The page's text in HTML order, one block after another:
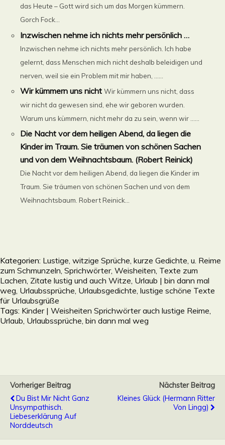
das Heute – Gott wird sich um das Morgen kümmern.
Gorch Fock...
Inzwischen nehme ich nichts mehr persönlich …
Inzwischen nehme ich nichts mehr persönlich. Ich habe
gelernt, dass Menschen mich nicht deshalb beleidigen und
nerven, weil sie ein Problem mit mir haben, ......
Wir kümmern uns nicht Wir kümmern uns nicht, dass
wir nicht da gewesen sind, ehe wir geboren wurden.
Warum uns kümmern, nicht mehr da zu sein, wenn wir ......
Die Nacht vor dem heiligen Abend, da liegen die
Kinder im Traum. Sie träumen von schönen Sachen
und von dem Weihnachtsbaum. (Robert Reinick)
Die Nacht vor dem heiligen Abend, da liegen die Kinder im
Traum. Sie träumen von schönen Sachen und von dem
Weihnachtsbaum. Robert Reinick...
Kategorien: Lustige, witzige Sprüche, kurze Gedichte, u. Reime
zum Schmunzeln, Sprichwörter, Weisheiten, Texte zum
Lachen, Zitate lustig und auch Witze Urlaub | bin dann mal
weg, Urlaubssprüche, Urlaubsgedichte, lustige schöne Texte
für Urlaubsgrüße
Tags: Kinder | Weisheiten Sprichwörter auch lustige Reime
Urlaub Urlaubssprüche, bin dann mal weg
Vorheriger Beitrag
Du Bist Mir Nicht Ganz
Unsympathisch.
Liebeserklärung Auf
Norddeutsch
Nächster Beitrag
Kleines Glück (Hermann Ritter
Von Lingg)